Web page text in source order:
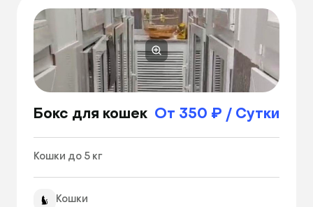
Бокс для кошек От 350 ₽ / Сутки
Кошки до 5 кг
Кошки